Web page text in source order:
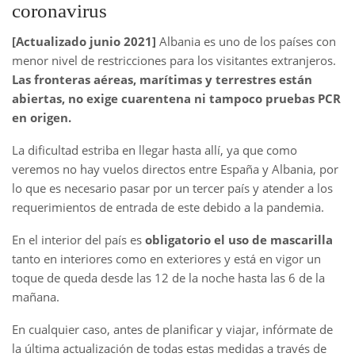
coronavirus
[Actualizado junio 2021] Albania es uno de los países con
menor nivel de restricciones para los visitantes extranjeros.
Las fronteras aéreas, marítimas y terrestres están
abiertas, no exige cuarentena ni tampoco pruebas PCR
en origen.
La dificultad estriba en llegar hasta allí, ya que como
veremos no hay vuelos directos entre España y Albania, por
lo que es necesario pasar por un tercer país y atender a los
requerimientos de entrada de este debido a la pandemia.
En el interior del país es obligatorio el uso de mascarilla
tanto en interiores como en exteriores y está en vigor un
toque de queda desde las 12 de la noche hasta las 6 de la
mañana.
En cualquier caso, antes de planificar y viajar, infórmate de
la última actualización de todas estas medidas a través de